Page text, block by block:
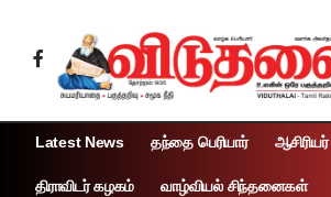
Latest News தந்தை பெரியார்
திராவிடர் கழகம் வாழ்வியல் சிந்தனைகள்